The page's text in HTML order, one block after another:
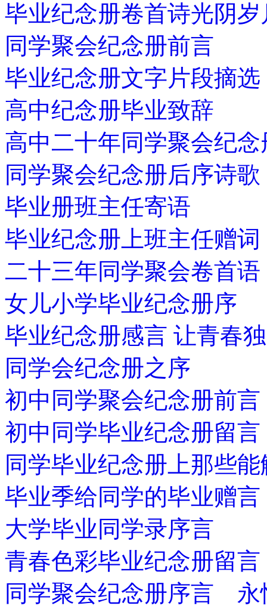
毕业纪念册卷首诗光阴岁
同学聚会纪念册前言
毕业纪念册文字片段摘选
高中纪念册毕业致辞
高中二十年同学聚会纪念
同学聚会纪念册后序诗歌
毕业册班主任寄语
毕业纪念册上班主任赠词
二十三年同学聚会卷首语
女儿小学毕业纪念册序
毕业纪念册感言 让青春
同学会纪念册之序
初中同学聚会纪念册前言
初中同学毕业纪念册留言
同学毕业纪念册上那些
毕业季给同学的毕业赠言
大学毕业同学录序言
青春色彩毕业纪念册留言
同学聚会纪念册序言 永